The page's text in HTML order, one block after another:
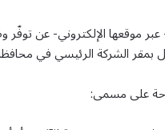
موقعها الإلكتروني- عن
الشركة الرئيسي في
على مسمى: